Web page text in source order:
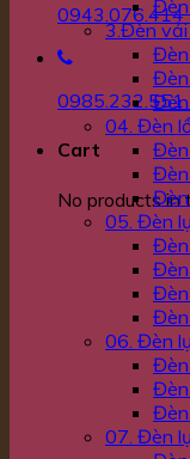
0943.076.414
0985.232.551
Cart
No products in
3.Đèn
04. Đèn
05. Đèn
Đèn
Đèn
06. Đèn
07. Đèn